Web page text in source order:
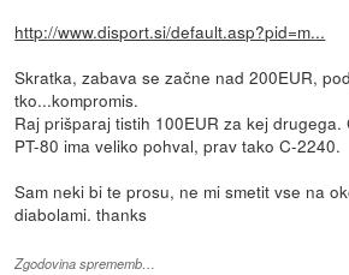
http://www.disport.si/default.asp?pid=m...
Skratka, zabava se začne nad 200EUR,
tko...kompromis.
Raj prišparaj tistih 100EUR za kej
PT-80 ima veliko pohval, prav tako C-2240.
Sam neki bi te prosu, ne mi smetit vse na
diabolami. thanks
Zgodovina sprememb…